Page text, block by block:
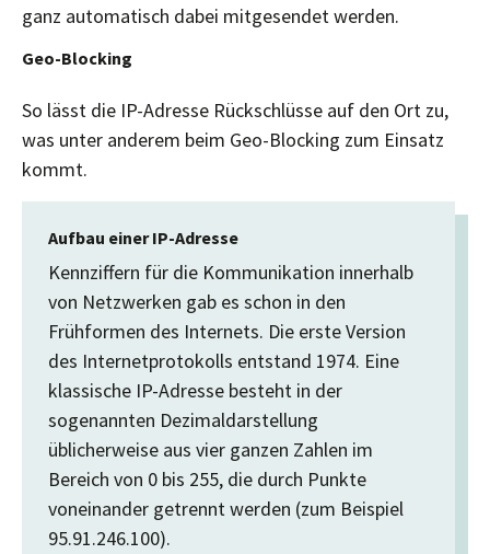
ganz automatisch dabei mitgesendet werden.
Geo-Blocking
So lässt die IP-Adresse Rückschlüsse auf den Ort zu,
was unter anderem beim Geo-Blocking zum Einsatz
kommt.
Aufbau einer IP-Adresse
Kennziffern für die Kommunikation innerhalb
von Netzwerken gab es schon in den
Frühformen des Internets. Die erste Version
des Internetprotokolls entstand 1974. Eine
klassische IP-Adresse besteht in der
sogenannten Dezimaldarstellung
üblicherweise aus vier ganzen Zahlen im
Bereich von 0 bis 255, die durch Punkte
voneinander getrennt werden (zum Beispiel
95.91.246.100).